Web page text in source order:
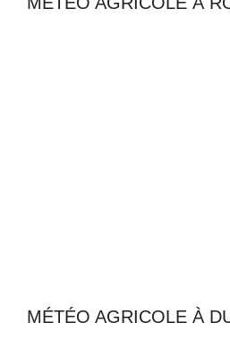
MÉTÉO AGRICOLE À